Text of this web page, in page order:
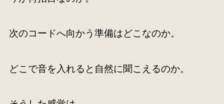
次のコードへ向かう準備はどこなのか。
どこで音を入れると自然に聞こえるのか。